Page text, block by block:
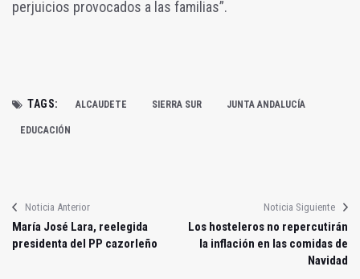
perjuicios provocados a las familias”.
TAGS: ALCAUDETE SIERRA SUR JUNTA ANDALUCÍA
EDUCACIÓN
Noticia Anterior
María José Lara, reelegida
presidenta del PP cazorleño
Noticia Siguiente
Los hosteleros no repercutirán
la inflación en las comidas de
Navidad